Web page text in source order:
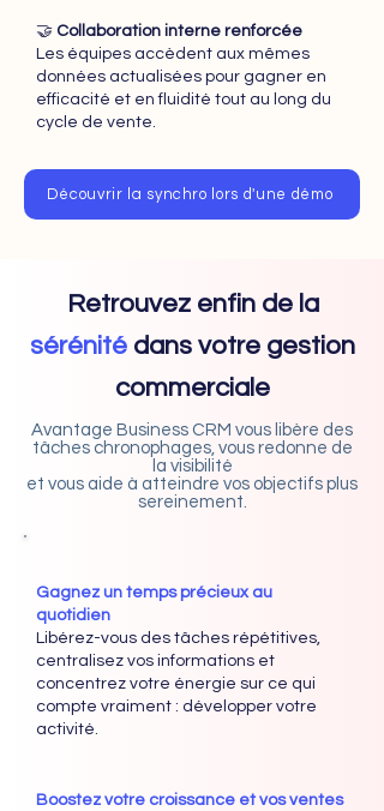
🤝 Collaboration interne renforcée
Les équipes accèdent aux mêmes
données actualisées pour gagner en
efficacité et en fluidité tout au long du
cycle de vente.
Découvrir la synchro lors d'une démo
Retrouvez enfin de la
sérénité dans votre gestion
commerciale
Avantage Business CRM vous libère des
tâches chronophages, vous redonne de
la visibilité
et vous aide à atteindre vos objectifs plus
sereinement.
Gagnez un temps précieux au
quotidien
Libérez-vous des tâches répétitives,
centralisez vos informations et
concentrez votre énergie sur ce qui
compte vraiment : développer votre
activité.
Boostez votre croissance et vos ventes